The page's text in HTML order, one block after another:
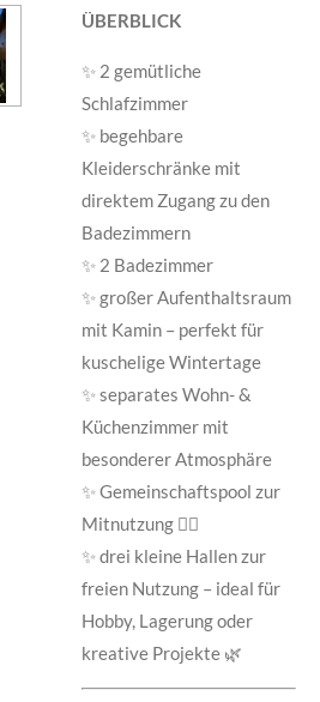
ÜBERBLICK
✨ 2 gemütliche
Schlafzimmer
✨ begehbare
Kleiderschränke mit
direktem Zugang zu den
Badezimmern
✨ 2 Badezimmer
✨ großer Aufenthaltsraum
mit Kamin – perfekt für
kuschelige Wintertage
✨ separates Wohn- &
Küchenzimmer mit
besonderer Atmosphäre
✨ Gemeinschaftspool zur
Mitnutzung 🏊‍♂️
✨ drei kleine Hallen zur
freien Nutzung – ideal für
Hobby, Lagerung oder
kreative Projekte 🌿